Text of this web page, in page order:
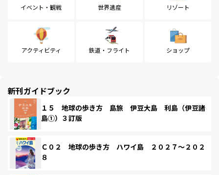
イベント・観戦 世界遺産 リゾート
アクティビティ 鉄道・フライト ショップ
新刊ガイドブック
１５ 地球の歩き方 島旅 伊豆大島 利島（伊豆諸
島①）３訂版
Ｃ０２ 地球の歩き方 ハワイ島 ２０２７～２０２
８